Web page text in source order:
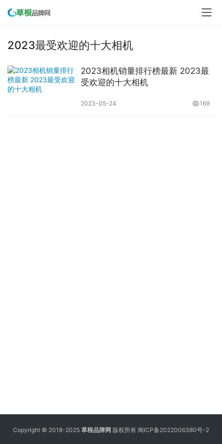
2023最受欢迎的十大相机
2023相机销量排行榜最新 2023最
受欢迎的十大相机
2023-05-24 169
Copyright © 2018-2025 草根品牌网 版权所有 闽ICP备2022006380号-2